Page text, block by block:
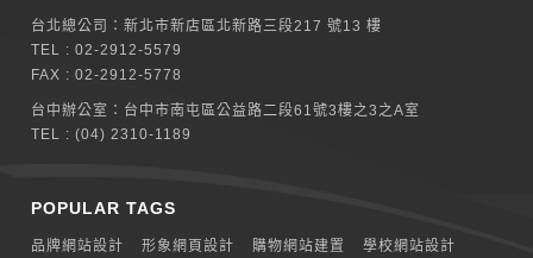
台北總公司：新北巿新店區北新路三段217 號13 樓
TEL :02-2912-5579
FAX : 02-2912-5778
台中辦公室： 台中市南屯區公益路二段61號3樓之3之A室
TEL :(04) 2310-1189
POPULAR TAGS
品牌網站設計 形象網頁設計 購物網站建置 學校網站設計